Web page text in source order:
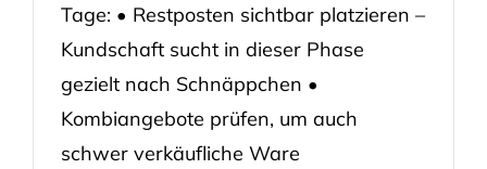
Tage: • Restposten sichtbar platzieren –
Kundschaft sucht in dieser Phase
gezielt nach Schnäppchen •
Kombiangebote prüfen, um auch
schwer verkäufliche Ware